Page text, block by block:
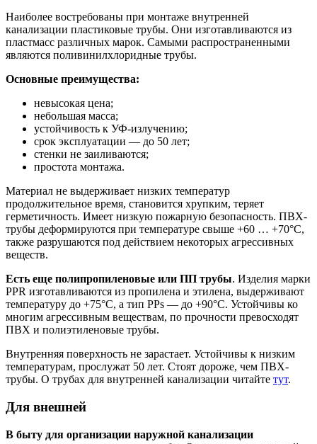
Наиболее востребованы при монтаже внутренней
канализации пластиковые трубы. Они изготавливаются из
пластмасс различных марок. Самыми распространенными
являются поливинилхлоридные трубы.
Основные преимущества:
невысокая цена;
небольшая масса;
устойчивость к УФ-излучению;
срок эксплуатации — до 50 лет;
стенки не заиливаются;
простота монтажа.
Материал не выдерживает низких температур
продолжительное время, становится хрупким, теряет
герметичность. Имеет низкую пожарную безопасность. ПВХ-
трубы деформируются при температуре свыше +60 … +70°C,
также разрушаются под действием некоторых агрессивных
веществ.
Есть еще полипропиленовые или ПП трубы. Изделия марки
PPR изготавливаются из пропилена и этилена, выдерживают
температуру до +75°C, а тип PPs — до +90°C. Устойчивы ко
многим агрессивным веществам, по прочности превосходят
ПВХ и полиэтиленовые трубы.
Внутренняя поверхность не зарастает. Устойчивы к низким
температурам, прослужат 50 лет. Стоят дороже, чем ПВХ-
трубы. О трубах для внутренней канализации читайте тут.
Для внешней
В быту для организации наружной канализации